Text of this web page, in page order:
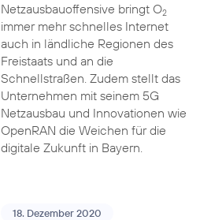
Netzausbauoffensive bringt O2
immer mehr schnelles Internet
auch in ländliche Regionen des
Freistaats und an die
Schnellstraßen. Zudem stellt das
Unternehmen mit seinem 5G
Netzausbau und Innovationen wie
OpenRAN die Weichen für die
digitale Zukunft in Bayern.
18. Dezember 2020